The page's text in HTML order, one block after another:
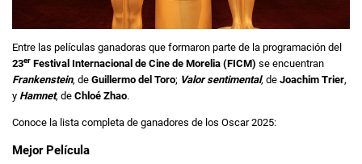
Entre las películas ganadoras que formaron parte de la programación del
23er Festival Internacional de Cine de Morelia (FICM) se encuentran
Frankenstein, de Guillermo del Toro; Valor sentimental, de Joachim Trier,
y Hamnet, de Chloé Zhao.
Conoce la lista completa de ganadores de los Oscar 2025:
Mejor Película